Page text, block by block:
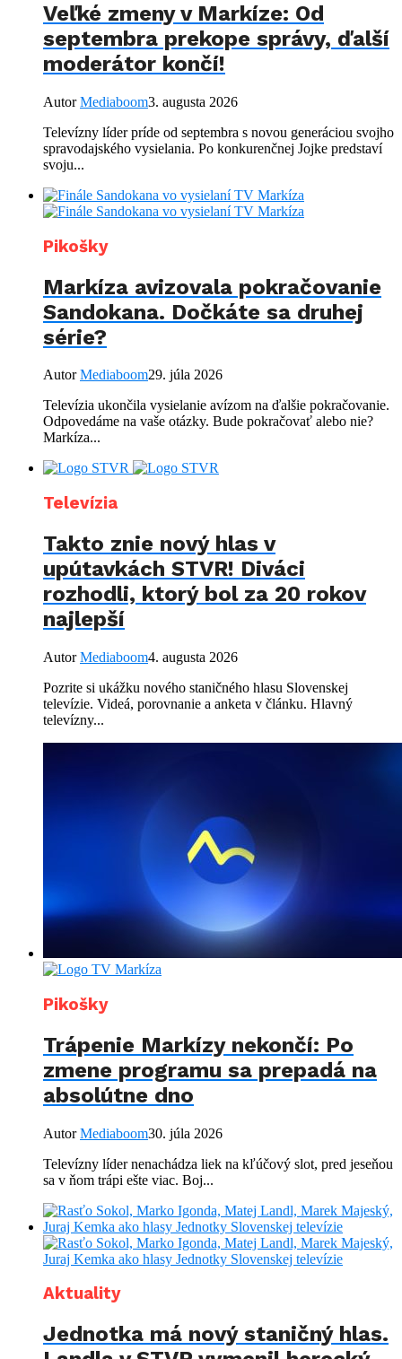
Veľké zmeny v Markíze: Od
septembra prekope správy, ďalší
moderátor končí!
AutorMediaboom3. augusta 2026
Televízny líder príde od septembra s novou generáciou svojho
spravodajského vysielania. Po konkurenčnej Jojke predstaví
svoju...
Pikošky
Markíza avizovala pokračovanie
Sandokana. Dočkáte sa druhej
série?
AutorMediaboom29. júla 2026
Televízia ukončila vysielanie avízom na ďalšie pokračovanie.
Odpovedáme na vaše otázky. Bude pokračovať alebo nie?
Markíza...
Televízia
Takto znie nový hlas v
upútavkách STVR! Diváci
rozhodli, ktorý bol za 20 rokov
najlepší
AutorMediaboom4. augusta 2026
Pozrite si ukážku nového staničného hlasu Slovenskej
televízie. Videá, porovnanie a anketa v článku. Hlavný
televízny...
Pikošky
Trápenie Markízy nekončí: Po
zmene programu sa prepadá na
absolútne dno
AutorMediaboom30. júla 2026
Televízny líder nenachádza liek na kľúčový slot, pred jeseňou
sa v ňom trápi ešte viac. Boj...
Aktuality
Jednotka má nový staničný hlas.